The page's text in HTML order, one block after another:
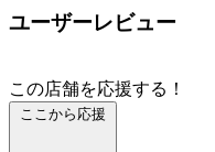
ユーザーレビュー
この店舗を応援する！
ここから応援